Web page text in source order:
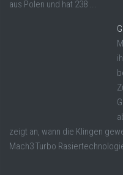
aus Polen und hat 238 ...
zeigt an, wann die Klingen
Mach3 Turbo